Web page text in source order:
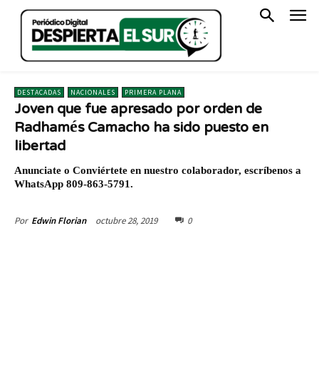
DESTACADAS NACIONALES PRIMERA PLANA
Joven que fue apresado por orden de
Radhamés Camacho ha sido puesto en
libertad
Anunciate o Conviértete en nuestro colaborador, escríbenos a
WhatsApp 809-863-5791.
Por Edwin Florian octubre 28, 2019 0